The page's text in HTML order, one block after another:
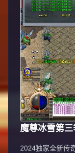
魔尊冰雪第
GOM引擎
2024独家全新传